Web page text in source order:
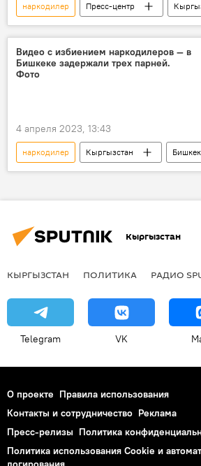
наркодилер Пресс-центр
наркотики
Украина
СБНОН
Россия
Видео с избиением наркодилеров — в
Бишкеке задержали трех парней.
Фото
4 апреля 2023, 13:43
наркодилер Кыргызстан
Бишкек
задержание
МВД
фото
Кыргызстан
КЫРГЫЗСТАН ПОЛИТИКА РАДИО
Telegram VK
О проекте Правила использования
Контакты и сотрудничество Реклама
Пресс-релизы Политика
Политика использования Cookie и